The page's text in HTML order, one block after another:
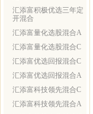
汇添富积极优选三年定
开混合
汇添富量化选股混合A
汇添富量化选股混合C
汇添富优选回报混合C
汇添富优选回报混合A
汇添富科技领先混合C
汇添富科技领先混合A